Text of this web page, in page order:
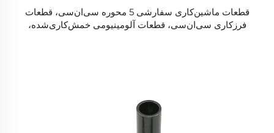
قطعات ماشین‌کاری سفارشی 5 محوره سی‌ان‌سی، قطعات
فرزکاری سی‌ان‌سی، قطعات آلومینیومی خمش‌کاری‌شده،